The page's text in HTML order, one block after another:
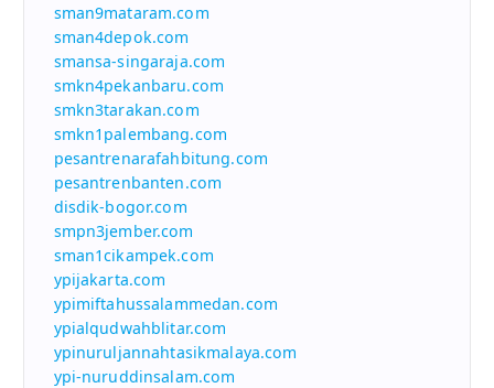
sman9mataram.com
sman4depok.com
smansa-singaraja.com
smkn4pekanbaru.com
smkn3tarakan.com
smkn1palembang.com
pesantrenarafahbitung.com
pesantrenbanten.com
disdik-bogor.com
smpn3jember.com
sman1cikampek.com
ypijakarta.com
ypimiftahussalammedan.com
ypialqudwahblitar.com
ypinuruljannahtasikmalaya.com
ypi-nuruddinsalam.com